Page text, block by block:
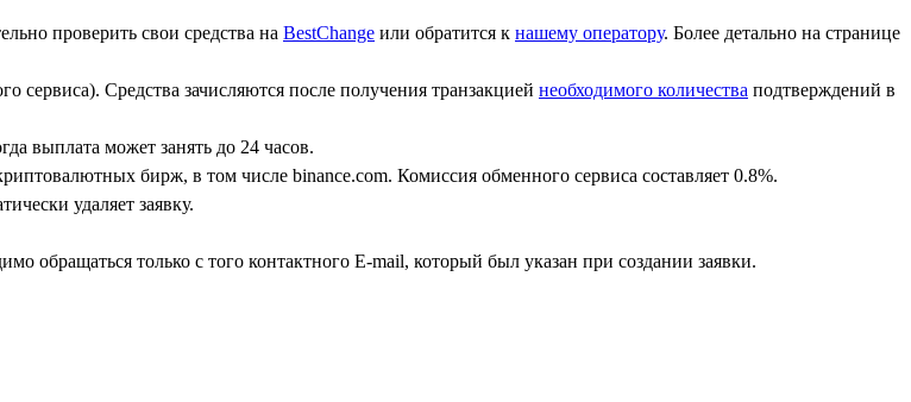
проверить свои средства на BestChange или обратится к нашему оператору. Более детально на странице
сервиса). Средства зачисляются после получения транзакцией необходимого количества подтверждений в
выплата может занять до 24 часов.
бирж, в том числе binance.com. Комиссия обменного сервиса составляет 0.8%.
удаляет заявку.
обращаться только с того контактного Е-mail, который был указан при создании заявки.